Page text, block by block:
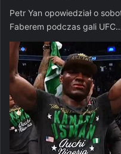
Petr Yan opowiedział o
Faberem podczas gali